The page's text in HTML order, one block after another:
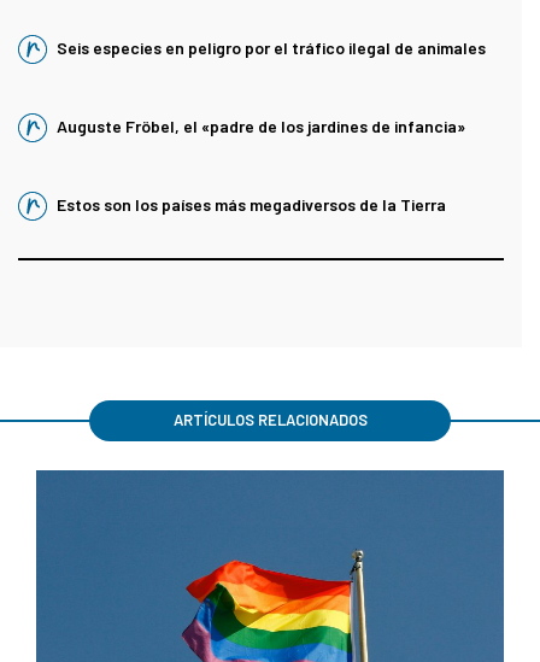
Seis especies en peligro por el tráfico ilegal de animales
Auguste Fröbel, el «padre de los jardines de infancia»
Estos son los países más megadiversos de la Tierra
ARTÍCULOS RELACIONADOS